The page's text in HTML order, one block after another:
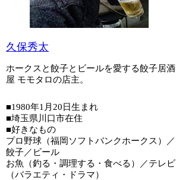
久保秀太
ホークスと餃子とビールを愛する餃子居酒
屋 モモタロの店主。
■1980年1月20日生まれ
■埼玉県川口市在住
■好きなもの
プロ野球（福岡ソフトバンクホークス）／
餃子／ビール
お魚（釣る・調理する・食べる）／テレビ
（バラエティ・ドラマ）